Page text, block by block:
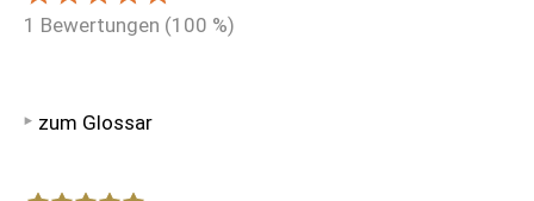
1 Bewertungen (100 %)
zum Glossar